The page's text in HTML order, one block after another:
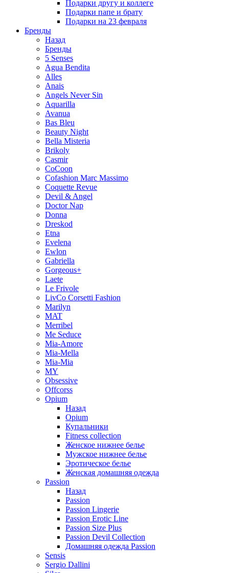
Подарки другу и коллеге
Подарки папе и брату
Подарки на 23 февраля
Бренды
Назад
Бренды
5 Senses
Agua Bendita
Alles
Anais
Angels Never Sin
Aquarilla
Avanua
Bas Bleu
Beauty Night
Bella Misteria
Brikoly
Casmir
CoCoon
Cofashion Marc Massimo
Coquette Revue
Devil & Angel
Doctor Nap
Donna
Dreskod
Etna
Evelena
Ewlon
Gabriella
Gorgeous+
Laete
Le Frivole
LivCo Corsetti Fashion
Marilyn
MAT
Merribel
Me Seduce
Mia-Amore
Mia-Mella
Mia-Mia
MY
Obsessive
Offcorss
Opium
Назад
Opium
Купальники
Fitness collection
Женское нижнее белье
Мужское нижнее белье
Эротическое белье
Женская домашняя одежда
Passion
Назад
Passion
Passion Lingerie
Passion Erotic Line
Passion Size Plus
Passion Devil Collection
Домашняя одежда Passion
Sensis
Sergio Dallini